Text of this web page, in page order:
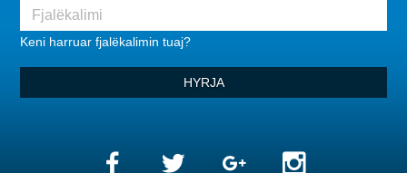
Keni harruar fjalëkalimin tuaj?
HYRJA